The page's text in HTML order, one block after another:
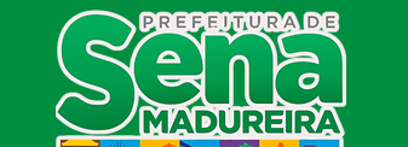
CIDADÃO (SIC) E OUVIDORIA
Prefeitura de Sena Madureira
CNPJ 04.513.362/0001-37
Av. Avelino Chaves, n° 720, 69940-